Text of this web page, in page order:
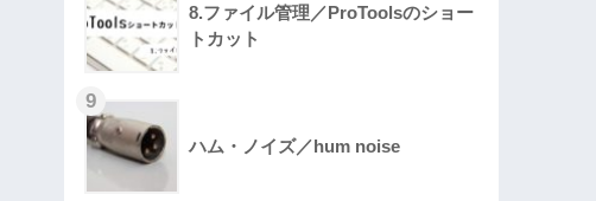
8.ファイル管理／ProToolsのショー
トカット
ハム・ノイズ／hum noise